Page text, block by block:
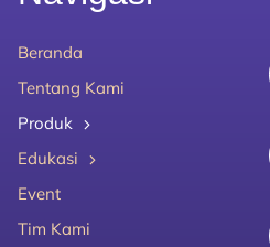
Beranda
Tentang Kami
Produk
Edukasi
Event
Tim Kami